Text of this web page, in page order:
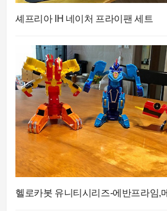
셰프리아 IH 네이처 프라이팬 세트
헬로카봇 유니티시리즈-에반프라임,